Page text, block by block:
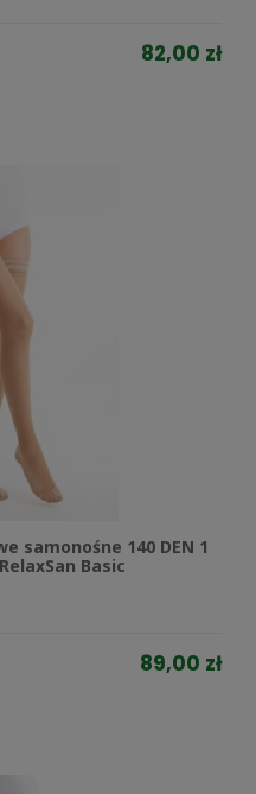
82,00 zł
samonośne 140 DEN 1
Basic
89,00 zł